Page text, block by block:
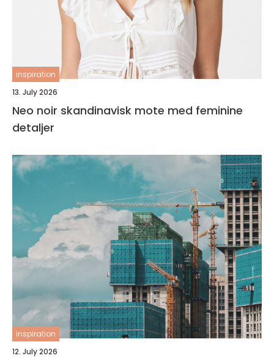
inspiration
13. July 2026
Neo noir skandinavisk mote med feminine
detaljer
inspiration
12. July 2026